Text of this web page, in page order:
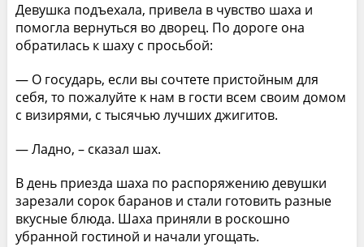
Девушка подъехала, привела в чувство шаха и
помогла вернуться во дворец. По дороге она
обратилась к шаху с просьбой:
— О государь, если вы сочтете пристойным для
себя, то пожалуйте к нам в гости всем своим домом
с визирями, с тысячью лучших джигитов.
— Ладно, – сказал шах.
В день приезда шаха по распоряжению девушки
зарезали сорок баранов и стали готовить разные
вкусные блюда. Шаха приняли в роскошно
убранной гостиной и начали угощать.